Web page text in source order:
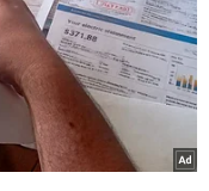
áp đảo giành
liên minh là
ghế trong tổng
bầu cử sẽ diễn